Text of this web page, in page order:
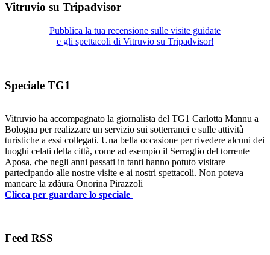
Vitruvio su Tripadvisor
Pubblica la tua recensione sulle visite guidate
e gli spettacoli di Vitruvio su Tripadvisor!
Speciale TG1
Vitruvio ha accompagnato la giornalista del TG1 Carlotta Mannu a
Bologna per realizzare un servizio sui sotterranei e sulle attività
turistiche a essi collegati. Una bella occasione per rivedere alcuni dei
luoghi celati della città, come ad esempio il Serraglio del torrente
Aposa, che negli anni passati in tanti hanno potuto visitare
partecipando alle nostre visite e ai nostri spettacoli. Non poteva
mancare la zdàura Onorina Pirazzoli
Clicca per guardare lo speciale
Feed RSS